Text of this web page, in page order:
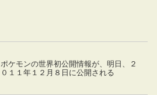
ポケモンの世界初公開情報が、明日、２
０１１年１２月８日に公開される